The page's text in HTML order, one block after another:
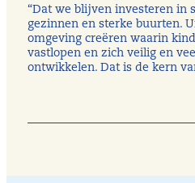
“Dat we blijven investeren in
gezinnen en sterke buurten.
omgeving creëren waarin
vastlopen en zich veilig en
ontwikkelen. Dat is de kern